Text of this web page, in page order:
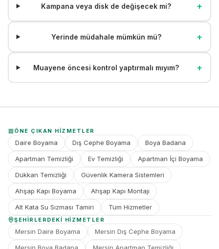
Kampana veya disk de değişecek mi? +
Yerinde müdahale mümkün mü? +
Muayene öncesi kontrol yaptırmalı mıyım? +
ÖNE ÇIKAN HIZMETLER
Daire Boyama Dış Cephe Boyama Boya Badana
Apartman Temizliği Ev Temizliği Apartman İçi Boyama
Dükkan Temizliği Güvenlik Kamera Sistemleri
Ahşap Kapı Boyama Ahşap Kapı Montajı
Alt Kata Su Sızması Tamiri Tüm Hizmetler
ŞEHIRLERDEKI HIZMETLER
Mersin Daire Boyama Mersin Dış Cephe Boyama